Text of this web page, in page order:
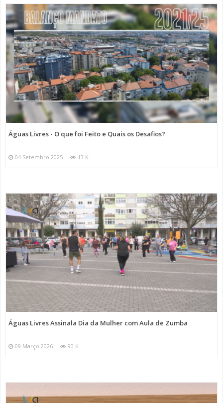
Águas Livres - O que foi Feito e Quais os Desafios?
04 Setembro 2025 13 K
Águas Livres Assinala Dia da Mulher com Aula de Zumba
09 Março 2026 90 K